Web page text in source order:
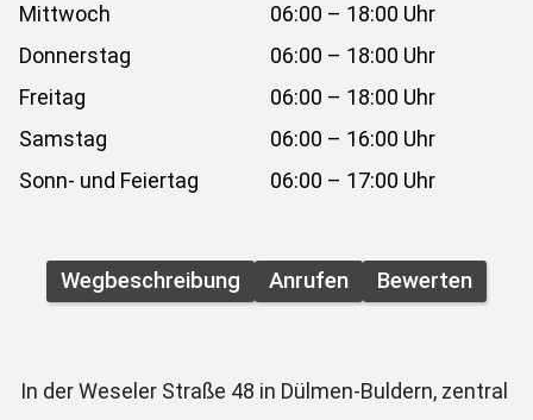
Mittwoch
06:00 – 18:00 Uhr
Donnerstag
06:00 – 18:00 Uhr
Freitag
06:00 – 18:00 Uhr
Samstag
06:00 – 16:00 Uhr
Sonn- und Feiertag
06:00 – 17:00 Uhr
Wegbeschreibung Anrufen Bewerten
In der Weseler Straße 48 in Dülmen-Buldern, zentral